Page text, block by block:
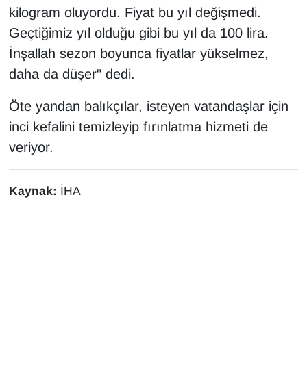
kilogram oluyordu. Fiyat bu yıl değişmedi.
Geçtiğimiz yıl olduğu gibi bu yıl da 100 lira.
İnşallah sezon boyunca fiyatlar yükselmez,
daha da düşer" dedi.
Öte yandan balıkçılar, isteyen vatandaşlar için
inci kefalini temizleyip fırınlatma hizmeti de
veriyor.
Kaynak: İHA
TEBRİK
TEKNOLOJİ
VAN'DA SPOR
YAŞAM